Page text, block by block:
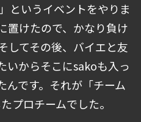
というイベントをやりま
置けたので、かなり負け
してその後、バイエと友
いからそこにsakoも入っ
んです。それが「チーム
プロチームでした。